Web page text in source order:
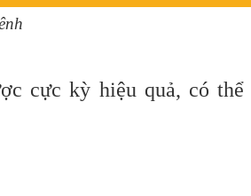
cực kỳ hiệu quả, có